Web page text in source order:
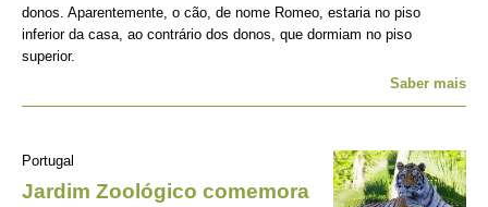
donos. Aparentemente, o cão, de nome Romeo, estaria no piso
inferior da casa, ao contrário dos donos, que dormiam no piso
superior.
Saber mais
Portugal
Jardim Zoológico comemora